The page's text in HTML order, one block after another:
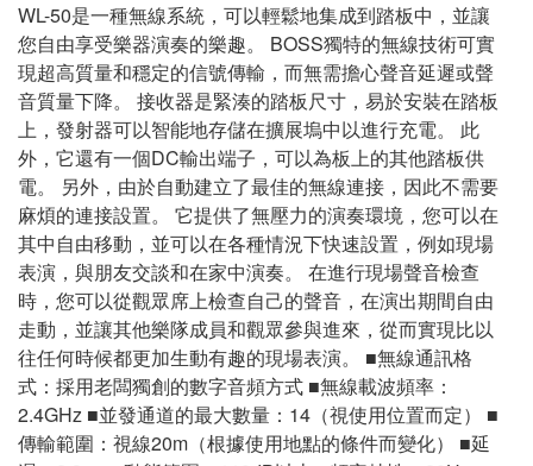
WL-50是一種無線系統，可以輕鬆地集成到踏板中，並讓
您自由享受樂器演奏的樂趣。 BOSS獨特的無線技術可實
現超高質量和穩定的信號傳輸，而無需擔心聲音延遲或聲
音質量下降。 接收器是緊湊的踏板尺寸，易於安裝在踏板
上，發射器可以智能地存儲在擴展塢中以進行充電。 此
外，它還有一個DC輸出端子，可以為板上的其他踏板供
電。 另外，由於自動建立了最佳的無線連接，因此不需要
麻煩的連接設置。 它提供了無壓力的演奏環境，您可以在
其中自由移動，並可以在各種情況下快速設置，例如現場
表演，與朋友交談和在家中演奏。 在進行現場聲音檢查
時，您可以從觀眾席上檢查自己的聲音，在演出期間自由
走動，並讓其他樂隊成員和觀眾參與進來，從而實現比以
往任何時候都更加生動有趣的現場表演。 ■無線通訊格
式：採用老闆獨創的數字音頻方式 ■無線載波頻率：
2.4GHz ■並發通道的最大數量：14（視使用位置而定） ■
傳輸範圍：視線20m（根據使用地點的條件而變化） ■延